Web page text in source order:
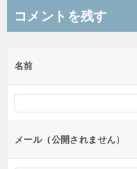
ビ
ー
シ
ョ
ン
コメントを残す
名前
メール（公開されません）